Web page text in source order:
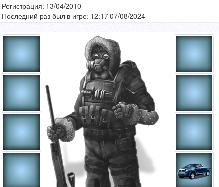
Регистрация: 13/04/2010
Последний раз был в игре: 12:17 07/08/2024